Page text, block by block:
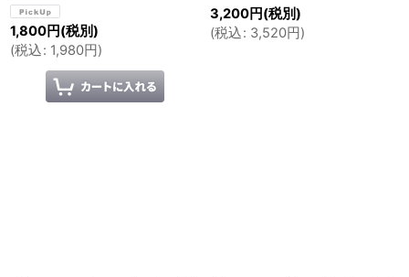
1,800円(税別)
(税込: 1,980円 )
3,200円(税別)
(税込: 3,520円 )